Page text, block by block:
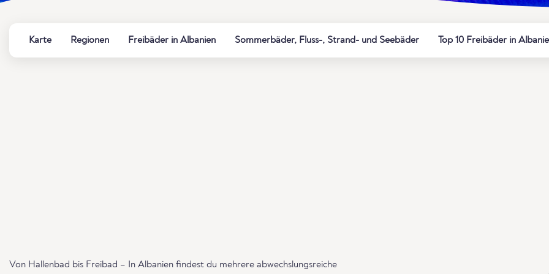
Karte Regionen Freibäder in Albanien Sommerbäder, Fluss-, Strand- und Seebäder Top 10 Freibäder in
Von Hallenbad bis Freibad – In Albanien findest du mehrere abwechslungsreiche